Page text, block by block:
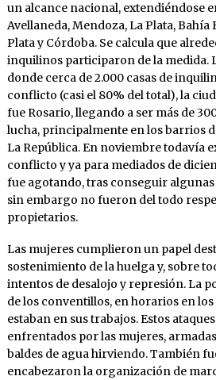
un alcance nacional, extendiéndose
Avellaneda, Mendoza, La Plata, Bahía
Plata y Córdoba. Se calcula que
inquilinos participaron de la medida.
donde cerca de 2.000 casas de
conflicto (casi el 80% del total), la
fue Rosario, llegando a ser más de
lucha, principalmente en los barrios
La República. En noviembre todavía
conflicto y ya para mediados de
fue agotando, tras conseguir
sin embargo no fueron del todo
propietarios.
Las mujeres cumplieron un papel
sostenimiento de la huelga y, sobre
intentos de desalojo y represión. La
de los conventillos, en horarios en
estaban en sus trabajos. Estos
enfrentados por las mujeres,
baldes de agua hirviendo. También
encabezaron la organización de